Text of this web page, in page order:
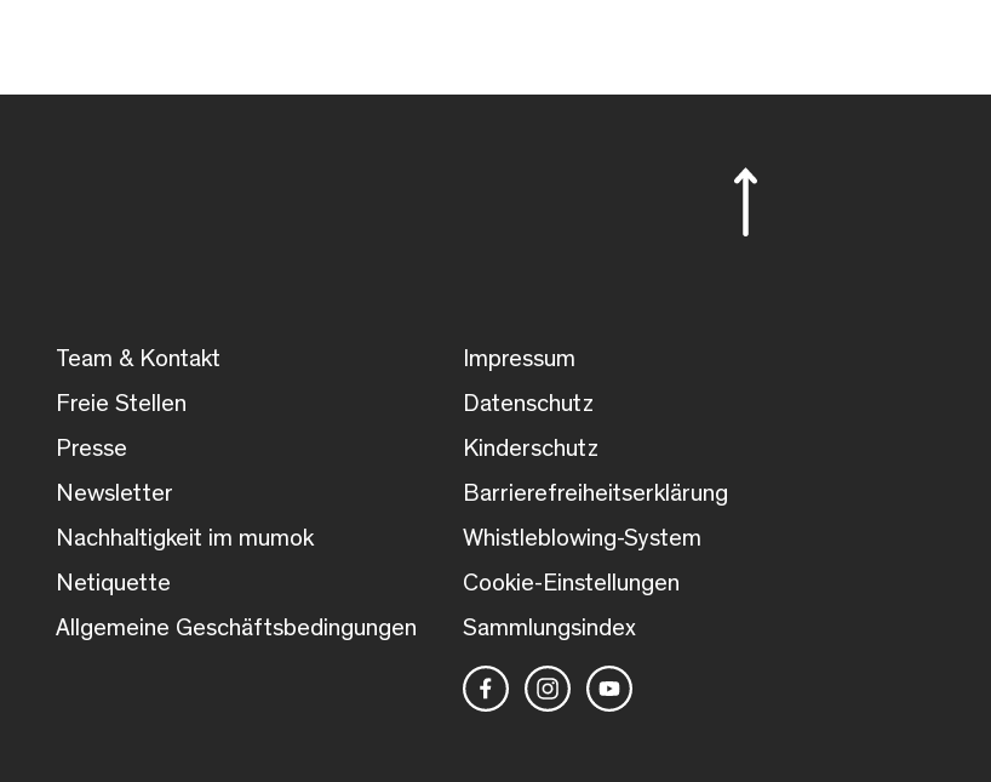
Team & Kontakt
Freie Stellen
Presse
Newsletter
Nachhaltigkeit im mumok
Netiquette
Allgemeine Geschäftsbedingungen
Impressum
Datenschutz
Kinderschutz
Barrierefreiheitserklärung
Whistleblowing-System
Cookie-Einstellungen
Sammlungsindex